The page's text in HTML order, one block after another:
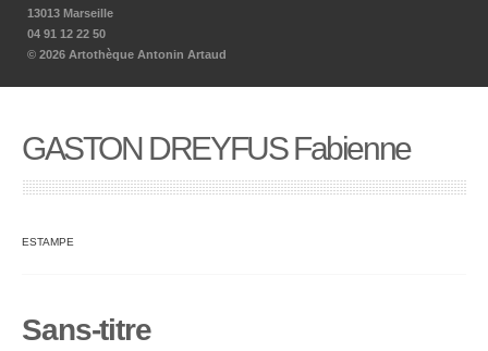
13013 Marseille
04 91 12 22 50
© 2026 Artothèque Antonin Artaud
GASTON DREYFUS Fabienne
ESTAMPE
Sans-titre